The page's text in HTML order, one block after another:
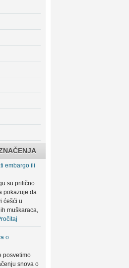
embargo ili
su prilično
pokazuje da
ćešći u
muškaraca,
o
posvetimo
snova o